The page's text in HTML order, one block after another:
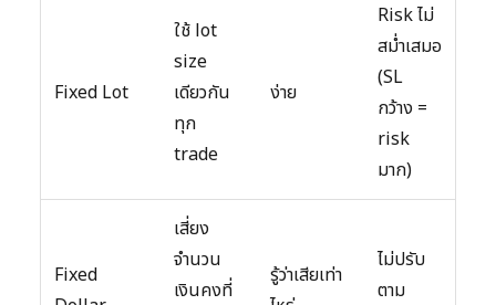
Fixed Lot
ใช้ lot
size
เดียวกัน
ทุก
trade
ง่าย
Risk ไม่
สม่ำเสมอ
(SL
กว้าง =
risk
มาก)
Fixed
เสี่ยง
จำนวน
เงินคงที่
รู้ว่าเสียเท่า
ไม่ปรับ
ตาม